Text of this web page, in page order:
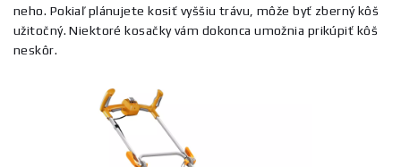
neho. Pokiaľ plánujete kosiť vyššiu trávu, môže byť zberný kôš
užitočný. Niektoré kosačky vám dokonca umožnia prikúpiť kôš
neskôr.